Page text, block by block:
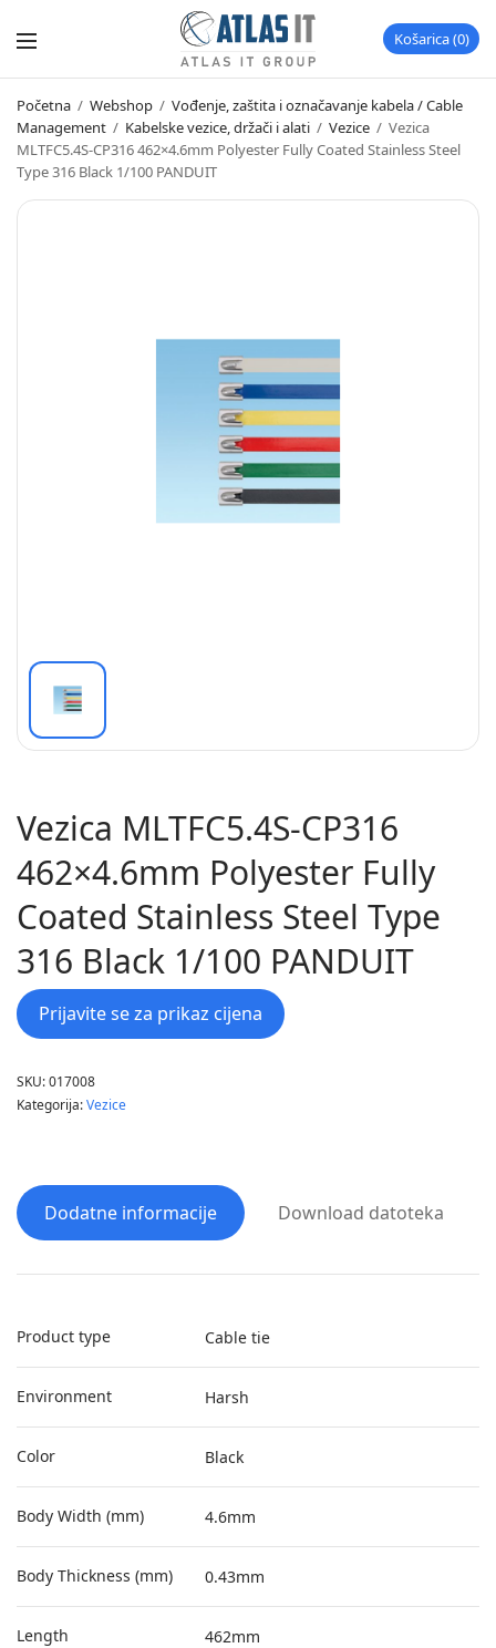
Košarica 0
Početna / Webshop / Vođenje, zaštita i označavanje kabela / Cable
Management / Kabelske vezice, držači i alati / Vezice / Vezica
MLTFC5.4S-CP316 462×4.6mm Polyester Fully Coated Stainless Steel
Type 316 Black 1/100 PANDUIT
Vezica MLTFC5.4S-CP316
462×4.6mm Polyester Fully
Coated Stainless Steel Type
316 Black 1/100 PANDUIT
Prijavite se za prikaz cijena
SKU:017008
Kategorija:Vezice
Dodatne informacije Download datoteka
Product type Cable tie
Environment Harsh
Color Black
Body Width (mm) 4.6mm
Body Thickness (mm) 0.43mm
Length 462mm